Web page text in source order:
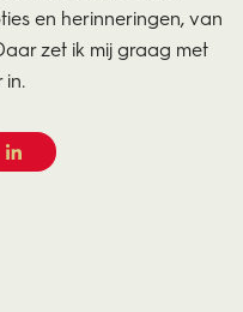
en herinneringen, van
zet ik mij graag met
in.